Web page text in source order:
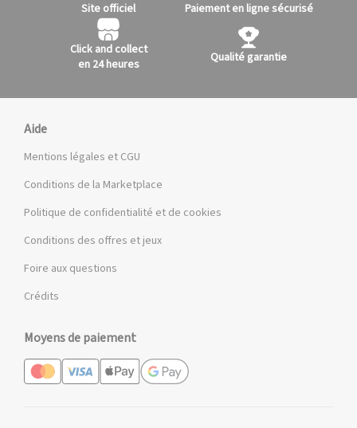
Site officiel Paiement en ligne sécurisé
Click and collect
en 24 heures
Qualité garantie
Aide
Mentions légales et CGU
Conditions de la Marketplace
Politique de confidentialité et de cookies
Conditions des offres et jeux
Foire aux questions
Crédits
Moyens de paiement